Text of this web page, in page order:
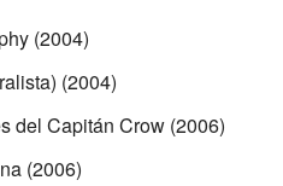
(2004)
(2004)
del Capitán Crow (2006)
(2006)